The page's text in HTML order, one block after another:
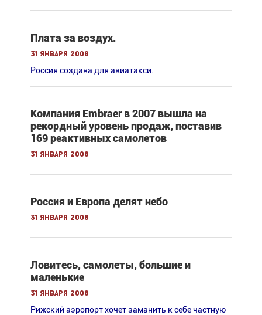
Плата за воздух.
31 января 2008
Россия создана для авиатакси.
Компания Embraer в 2007 вышла на
рекордный уровень продаж, поставив
169 реактивных самолетов
31 января 2008
Россия и Европа делят небо
31 января 2008
Ловитесь, самолеты, большие и
маленькие
31 января 2008
Рижский аэропорт хочет заманить к себе частную